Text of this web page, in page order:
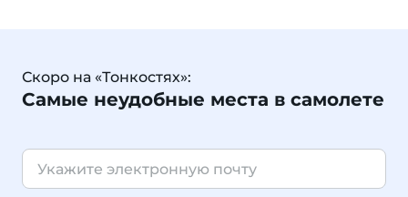
Скоро на «Тонкостях»:
Самые неудобные места в самолете